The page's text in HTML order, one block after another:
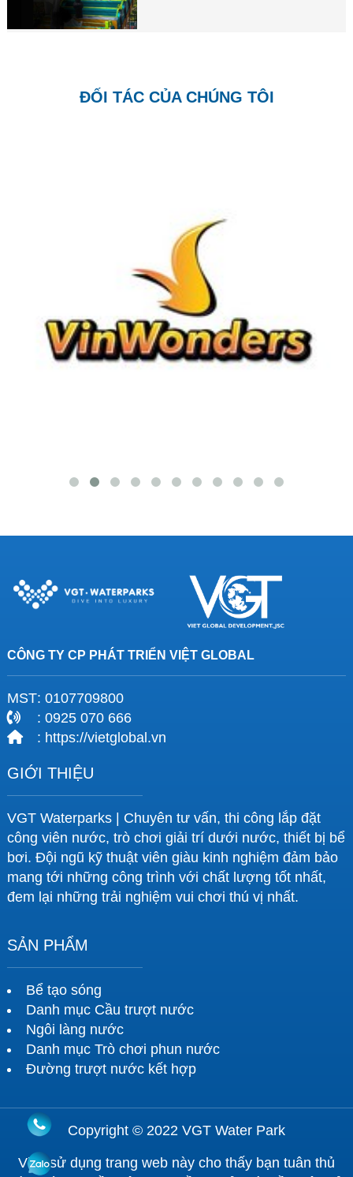
ĐỐI TÁC CỦA CHÚNG TÔI
CÔNG TY CP PHÁT TRIỂN VIỆT GLOBAL
MST: 0107709800
: 0925 070 666
: https://vietglobal.vn
GIỚI THIỆU
VGT Waterparks | Chuyên tư vấn, thi công lắp đặt
công viên nước, trò chơi giải trí dưới nước, thiết bị bể
bơi. Đội ngũ kỹ thuật viên giàu kinh nghiệm đảm bảo
mang tới những công trình với chất lượng tốt nhất,
đem lại những trải nghiệm vui chơi thú vị nhất.
SẢN PHẨM
Bể tạo sóng
Danh mục Cầu trượt nước
Ngôi làng nước
Danh mục Trò chơi phun nước
Đường trượt nước kết hợp
Copyright © 2022 VGT Water Park
Việc sử dụng trang web này cho thấy bạn tuân thủ